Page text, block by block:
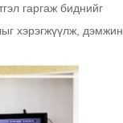
гаргаж биднийг
хэрэгжүүлж, дэмжин